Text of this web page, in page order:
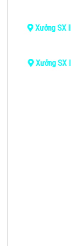
Xưởng SX
Xưởng SX